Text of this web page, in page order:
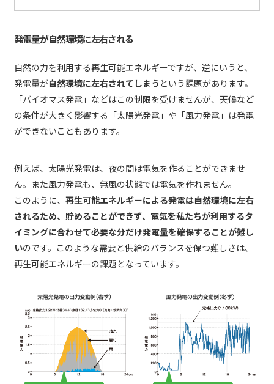
発電量が自然環境に左右される
自然の力を利用する再生可能エネルギーですが、逆にいうと、
発電量が自然環境に左右されてしまう という課題があります。
「バイオマス発電」などはこの制限を受けませんが、天候など
の条件が大きく影響する「太陽光発電」や「風力発電」は発電
ができないこともあります。
例えば、太陽光発電は、夜の間は電気を作ることができませ
ん。また風力発電も、無風の状態では電気を作れません。
このように、 再生可能エネルギーによる発電は自然環境に左右
されるため、貯めることができず、電気を私たちが利用するタ
イミングに合わせて必要な分だけ発電量を確保することが難し
いのです。このような需要と供給のバランスを保つ難しさは、
再生可能エネルギーの課題となっています。